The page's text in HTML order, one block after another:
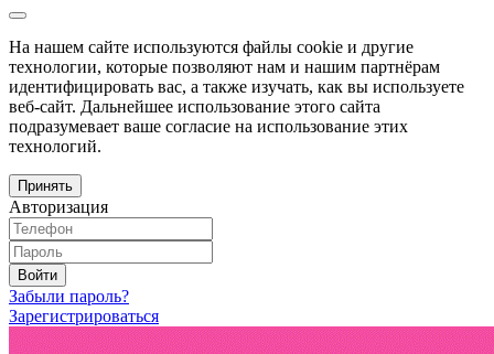
На нашем сайте используются файлы cookie и другие
технологии, которые позволяют нам и нашим партнёрам
идентифицировать вас, а также изучать, как вы используете
веб-сайт. Дальнейшее использование этого сайта
подразумевает ваше согласие на использование этих
технологий.
Принять
Авторизация
Войти
Забыли пароль?
Зарегистрироваться